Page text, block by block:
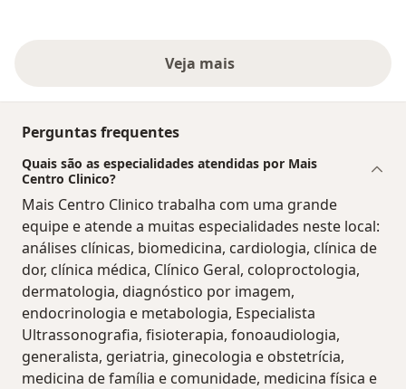
Veja mais
Perguntas frequentes
Quais são as especialidades atendidas por Mais
Centro Clinico?
Mais Centro Clinico trabalha com uma grande
equipe e atende a muitas especialidades neste local:
análises clínicas, biomedicina, cardiologia, clínica de
dor, clínica médica, Clínico Geral, coloproctologia,
dermatologia, diagnóstico por imagem,
endocrinologia e metabologia, Especialista
Ultrassonografia, fisioterapia, fonoaudiologia,
generalista, geriatria, ginecologia e obstetrícia,
medicina de família e comunidade, medicina física e